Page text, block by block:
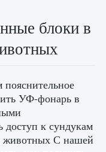
блоки в
УФ-фонарь в
доступ к сундукам
животных С нашей